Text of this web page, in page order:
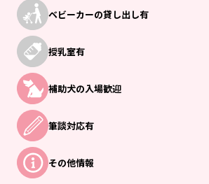
ベビーカーの貸し出し有
授乳室有
補助犬の入場歓迎
筆談対応有
その他情報